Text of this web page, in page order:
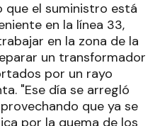
que el suministro está
en la línea 33,
en la zona de la
un transformador
por un rayo
"Ese día se arregló
que ya se
por la quema de los